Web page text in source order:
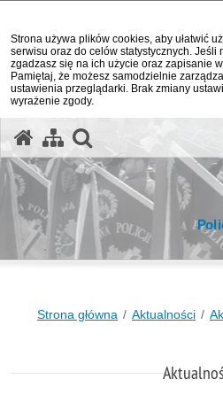
Strona używa plików cookies, aby ułatwić
serwisu oraz do celów statystycznych. Jeśli
zgadzasz się na ich użycie oraz zapisanie
Pamiętaj, że możesz samodzielnie
ustawienia przeglądarki. Brak zmiany
wyrażenie zgody.
Strona główna Aktualności